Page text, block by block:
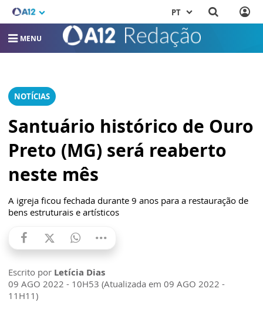
PT
MENU
NOTÍCIAS
Santuário histórico de Ouro
Preto (MG) será reaberto
neste mês
A igreja ficou fechada durante 9 anos para a restauração de
bens estruturais e artísticos
Escrito por Letícia Dias
09 AGO 2022 - 10H53 (Atualizada em 09 AGO 2022 -
11H11)